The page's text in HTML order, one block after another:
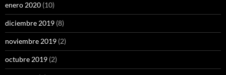
enero 2020 (10)
diciembre 2019 (8)
noviembre 2019 (2)
octubre 2019 (2)